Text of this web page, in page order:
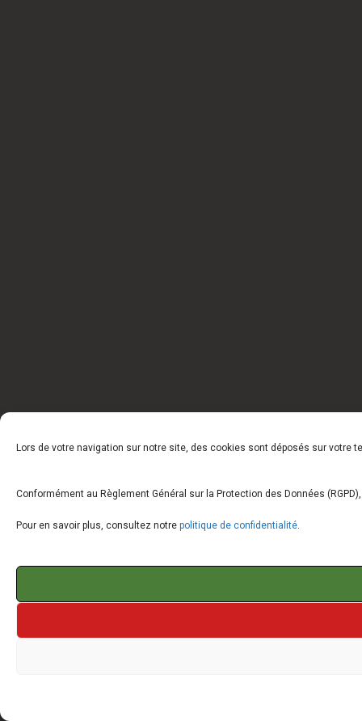
Lors de votre navigation sur notre site, des cookies sont déposés sur votre
Conformément au Règlement Général sur la Protection des Données
Pour en savoir plus, consultez notre politique de confidentialité.